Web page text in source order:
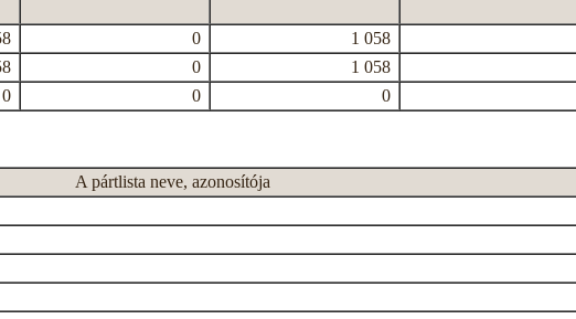
0 1 058
0 1 058
0 0 0
A pártlista neve, azonosítója